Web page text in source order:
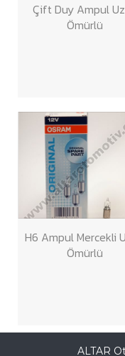
Çift Duy Ampul
Ömürlü
H6 Ampul Mercekli
Ömürlü
ALTAR